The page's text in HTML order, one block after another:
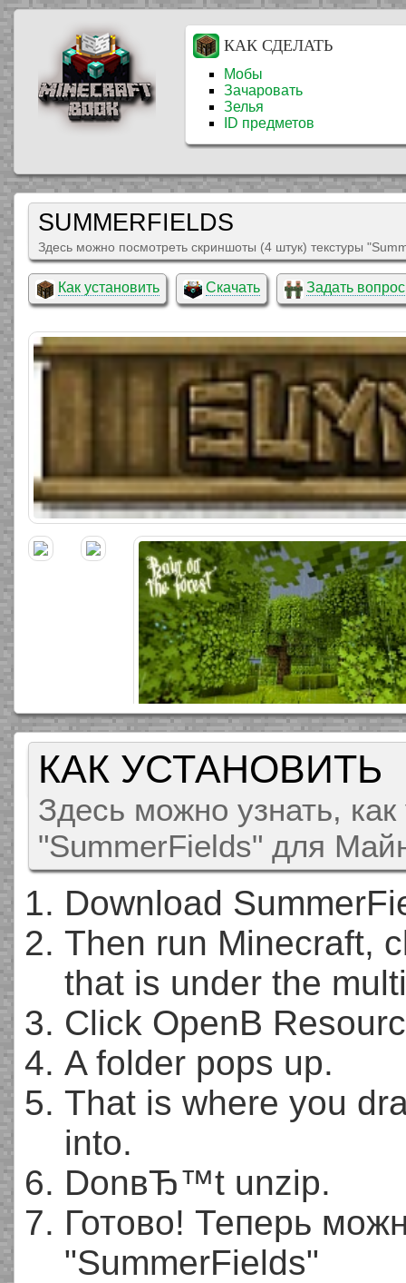
КАК СДЕЛАТЬ
Мобы
Зачаровать
Зелья
ID предметов
SUMMERFIELDS
Здесь можно посмотреть скриншоты (4 штук) текстуры
Как установить Скачать Задать вопрос
КАК УСТАНОВИТЬ
Здесь можно узнать, как
"SummerFields" для
Download
Then run Minecraft,
that is under the
Click OpenВ
A folder pops up.
That is where you
into.
DonвЂ™t unzip.
Готово! Теперь
"SummerFields"